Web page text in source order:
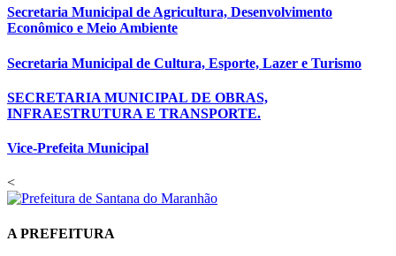
Secretaria Municipal de Agricultura, Desenvolvimento
Econômico e Meio Ambiente
Secretaria Municipal de Cultura, Esporte, Lazer e Turismo
SECRETARIA MUNICIPAL DE OBRAS,
INFRAESTRUTURA E TRANSPORTE.
Vice-Prefeita Municipal
<
A PREFEITURA